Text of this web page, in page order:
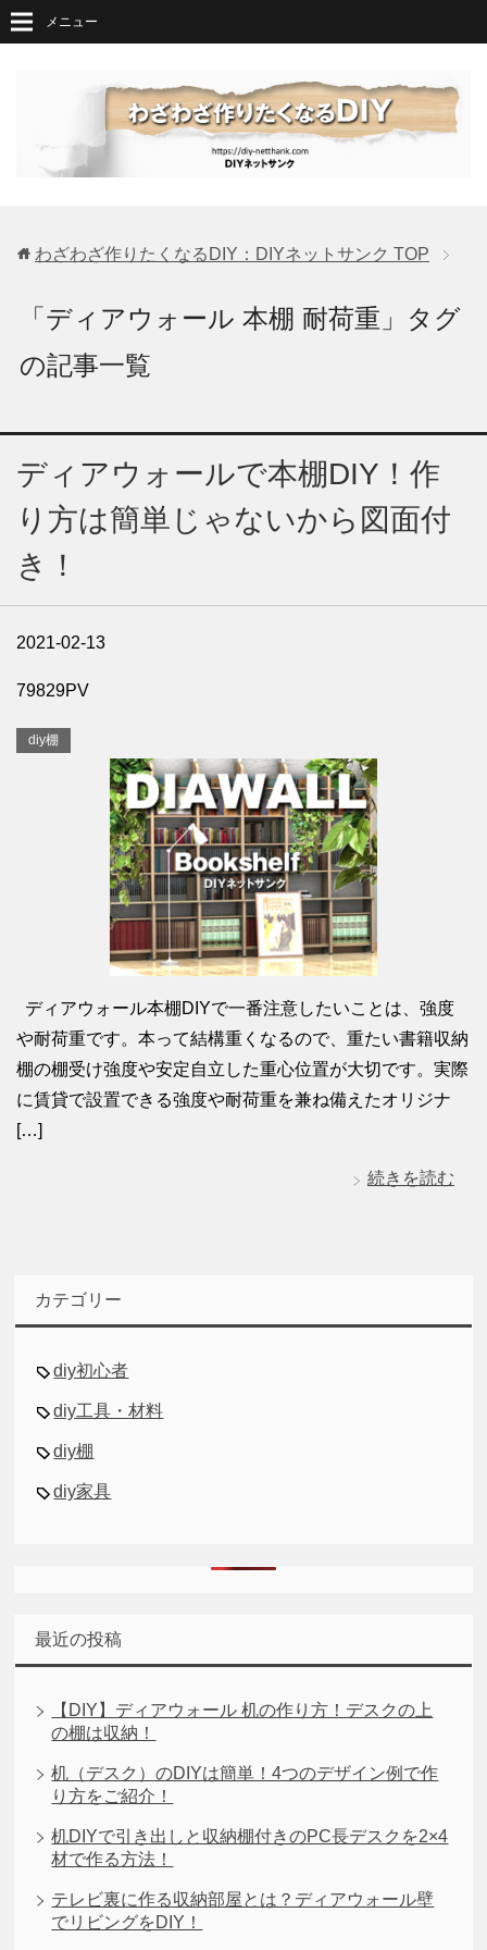
メニュー
わざわざ作りたくなるDIY：DIYネットサンク TOP
「ディアウォール 本棚 耐荷重」タグ
の記事一覧
ディアウォールで本棚DIY！作
り方は簡単じゃないから図面付
き！
2021-02-13
79829PV
diy棚
ディアウォール本棚DIYで一番注意したいことは、強度
や耐荷重です。本って結構重くなるので、重たい書籍収納
棚の棚受け強度や安定自立した重心位置が大切です。実際
に賃貸で設置できる強度や耐荷重を兼ね備えたオリジナ
[…]
続きを読む
カテゴリー
diy初心者
diy工具・材料
diy棚
diy家具
最近の投稿
【DIY】ディアウォール 机の作り方！デスクの上
の棚は収納！
机（デスク）のDIYは簡単！4つのデザイン例で作
り方をご紹介！
机DIYで引き出しと収納棚付きのPC長デスクを2×4
材で作る方法！
テレビ裏に作る収納部屋とは？ディアウォール壁
でリビングをDIY！